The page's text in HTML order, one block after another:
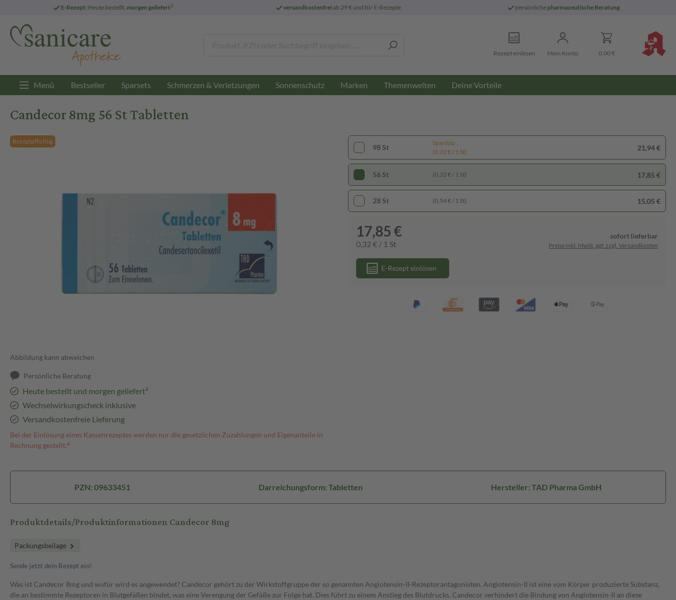
E-Rezept: Heute bestellt, morgen geliefert3 versandkostenfreiab 29 € und für E-Rezepte persönliche pharmazeutische Beratung
Rezept einlösen Mein Konto 0,00 €
Menü Bestseller Sparsets Schmerzen & Verletzungen Sonnenschutz Marken Themenwelten Deine Vorteile
Candecor 8mg 56 St Tabletten
Rezeptpflichtig
Abbildung kann abweichen
Persönliche Beratung
Heute bestellt und morgen geliefert³
Wechselwirkungscheck inklusive
Versandkostenfreie Lieferung
Bei der Einlösung eines Kassenrezeptes werden nur die gesetzlichen Zuzahlungen und Eigenanteile in
Rechnung gestellt.⁴
98 St
Spartipp
(0,22 € / 1 St)
21,94 €
56 St (0,32 € / 1 St) 17,85 €
28 St (0,54 € / 1 St) 15,05 €
17,85 €
0,32 € / 1 St
sofort lieferbar
Preise inkl. MwSt. ggf. zzgl. Versandkosten
E-Rezept einlösen
PZN: 09633451 Darreichungsform: Tabletten Hersteller: TAD Pharma GmbH
Produktdetails/Produktinformationen Candecor 8mg
Packungsbeilage
Sende jetzt dein Rezept ein!
Was ist Candecor 8mg und wofür wird es angewendet? Candecor gehört zu der Wirkstoffgruppe der so genannten Angiotensin-II-Rezeptorantagonisten. Angiotensin-II ist eine vom Körper produzierte Substanz,
die an bestimmte Rezeptoren in Blutgefäßen bindet, was eine Verengung der Gefäße zur Folge hat. Dies führt zu einem Anstieg des Blutdrucks. Candecor verhindert die Bindung von Angiotensin-II an diese